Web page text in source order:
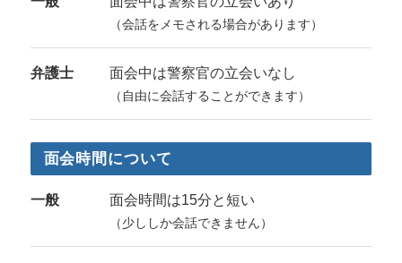
（会話をメモされる場合があります）
弁護士 面会中は警察官の立会いなし
（自由に会話することができます）
面会時間について
一般 面会時間は15分と短い
（少ししか会話できません）